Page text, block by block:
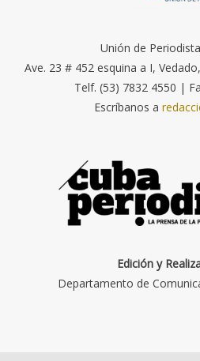
Unión de
Ave. 23 # 452 esquina a I,
Telf. (53) 7832 4550 |
Escríbanos a
Edición y
Departamento de